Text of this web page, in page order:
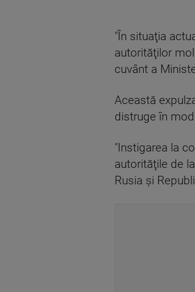
"În situaţia
autorităţilor
cuvânt a
Această
distruge în
"Instigarea la
autorităţile de
Rusia şi